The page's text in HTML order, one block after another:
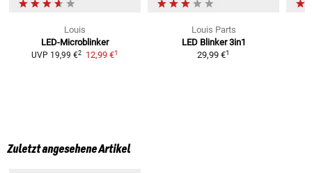
Louis
LED-Microblinker
UVP 19,99 €2 12,99 €1
Louis Parts
LED Blinker 3in1
29,99 €1
Zuletzt angesehene Artikel